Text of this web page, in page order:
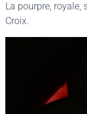
La pourpre, royale,
Croix.